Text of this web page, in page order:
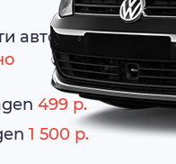
авто
499 р.
1 500 р.